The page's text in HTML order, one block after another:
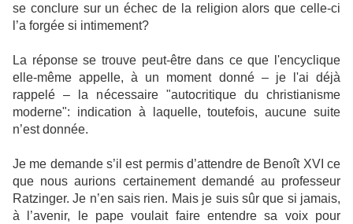
se conclure sur un échec de la religion alors que celle-ci
l’a forgée si intimement?
La réponse se trouve peut-être dans ce que l'encyclique
elle-même appelle, à un moment donné – je l'ai déjà
rappelé – la nécessaire "autocritique du christianisme
moderne": indication à laquelle, toutefois, aucune suite
n’est donnée.
Je me demande s’il est permis d’attendre de Benoît XVI ce
que nous aurions certainement demandé au professeur
Ratzinger. Je n’en sais rien. Mais je suis sûr que si jamais,
à l’avenir, le pape voulait faire entendre sa voix pour